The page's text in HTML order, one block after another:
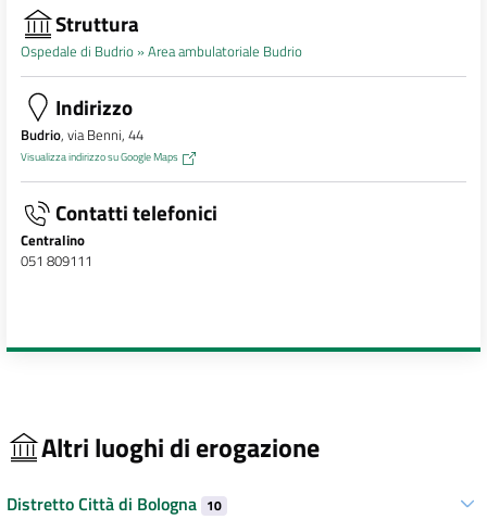
Struttura
Ospedale di Budrio »Area ambulatoriale Budrio
Indirizzo
Budrio, via Benni, 44
Visualizza indirizzo su Google Maps
Contatti telefonici
Centralino
051 809111
Altri luoghi di erogazione
Distretto Città di Bologna 10